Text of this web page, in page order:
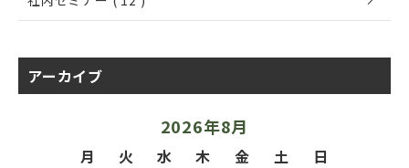
アーカイブ
2026年8月
月 火 水 木 金 土
日